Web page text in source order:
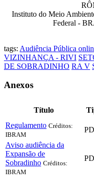
Instituto do Meio
Federal -
tags: Audiência Pública
VIZINHANÇA - RIVI
DE SOBRADINHO RA V
Anexos
Título
Regulamento Créditos:
IBRAM
Aviso audiência da
Expansão de
Sobradinho Créditos:
IBRAM